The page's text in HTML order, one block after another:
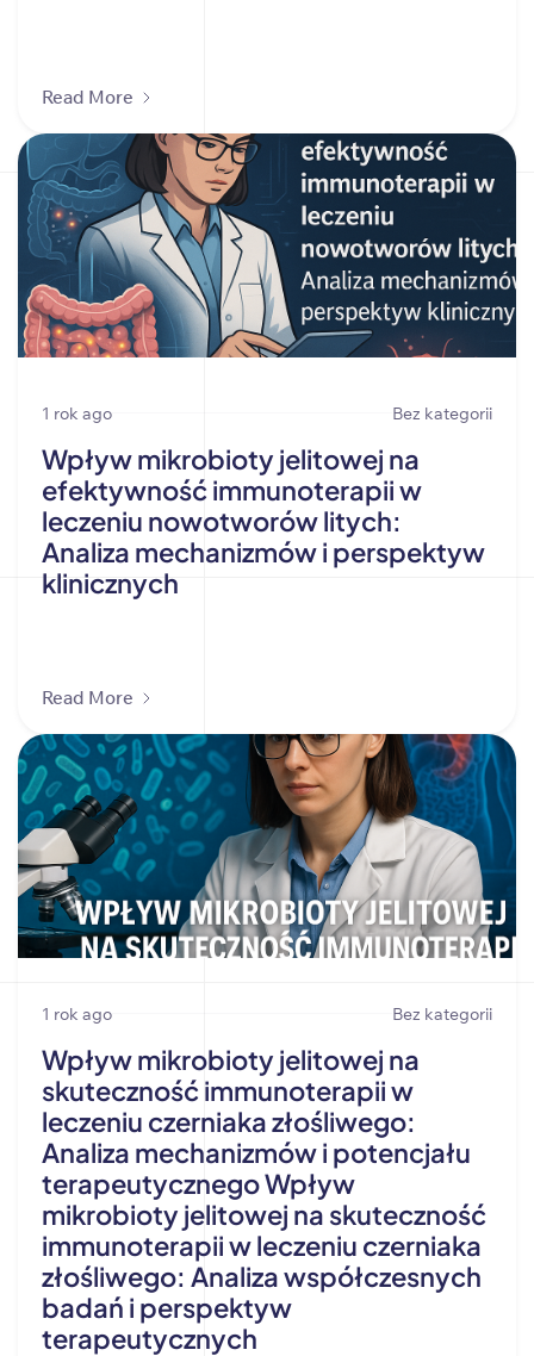
Read More
1 rok ago Bez kategorii
Wpływ mikrobioty jelitowej na
efektywność immunoterapii w
leczeniu nowotworów litych:
Analiza mechanizmów i perspektyw
klinicznych
Read More
1 rok ago Bez kategorii
Wpływ mikrobioty jelitowej na
skuteczność immunoterapii w
leczeniu czerniaka złośliwego:
Analiza mechanizmów i potencjału
terapeutycznego Wpływ
mikrobioty jelitowej na skuteczność
immunoterapii w leczeniu czerniaka
złośliwego: Analiza współczesnych
badań i perspektyw
terapeutycznych